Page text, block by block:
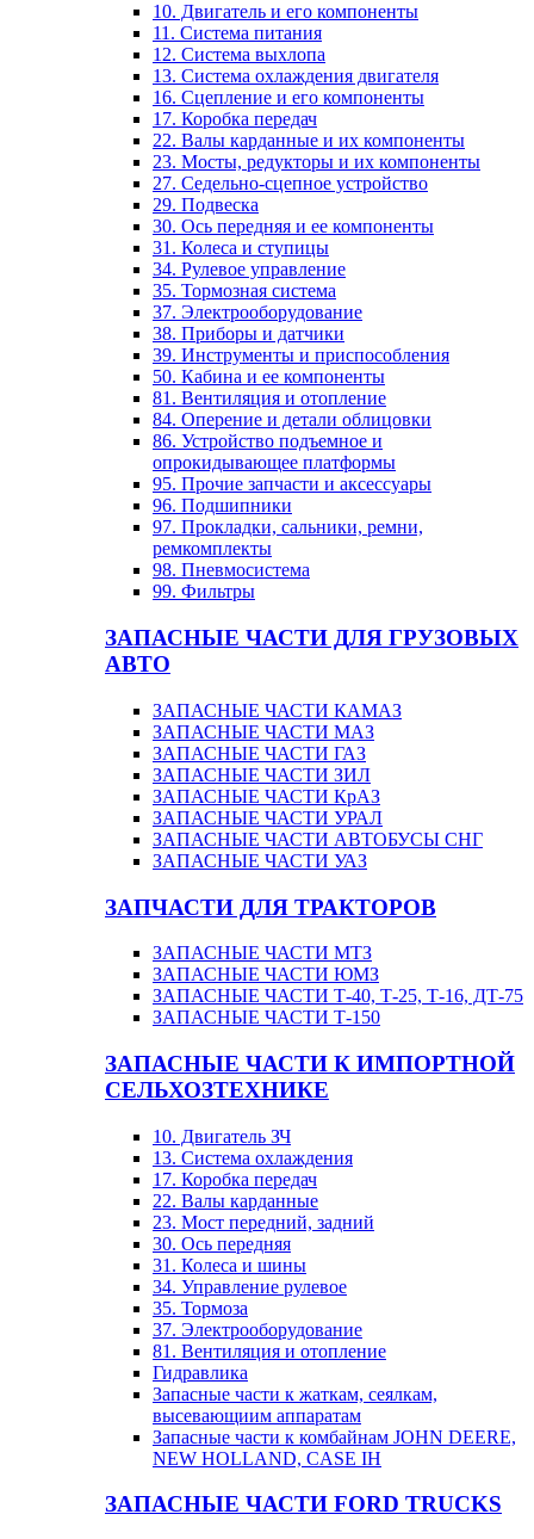
10. Двигатель и его компоненты
11. Система питания
12. Система выхлопа
13. Система охлаждения двигателя
16. Сцепление и его компоненты
17. Коробка передач
22. Валы карданные и их компоненты
23. Мосты, редукторы и их компоненты
27. Седельно-сцепное устройство
29. Подвеска
30. Ось передняя и ее компоненты
31. Колеса и ступицы
34. Рулевое управление
35. Тормозная система
37. Электрооборудование
38. Приборы и датчики
39. Инструменты и приспособления
50. Кабина и ее компоненты
81. Вентиляция и отопление
84. Оперение и детали облицовки
86. Устройство подъемное и
опрокидывающее платформы
95. Прочие запчасти и аксессуары
96. Подшипники
97. Прокладки, сальники, ремни,
ремкомплекты
98. Пневмосистема
99. Фильтры
ЗАПАСНЫЕ ЧАСТИ ДЛЯ ГРУЗОВЫХ
АВТО
ЗАПАСНЫЕ ЧАСТИ КАМАЗ
ЗАПАСНЫЕ ЧАСТИ МАЗ
ЗАПАСНЫЕ ЧАСТИ ГАЗ
ЗАПАСНЫЕ ЧАСТИ ЗИЛ
ЗАПАСНЫЕ ЧАСТИ КрАЗ
ЗАПАСНЫЕ ЧАСТИ УРАЛ
ЗАПАСНЫЕ ЧАСТИ АВТОБУСЫ СНГ
ЗАПАСНЫЕ ЧАСТИ УАЗ
ЗАПЧАСТИ ДЛЯ ТРАКТОРОВ
ЗАПАСНЫЕ ЧАСТИ МТЗ
ЗАПАСНЫЕ ЧАСТИ ЮМЗ
ЗАПАСНЫЕ ЧАСТИ Т-40, Т-25, Т-16, ДТ-75
ЗАПАСНЫЕ ЧАСТИ Т-150
ЗАПАСНЫЕ ЧАСТИ К ИМПОРТНОЙ
СЕЛЬХОЗТЕХНИКЕ
10. Двигатель ЗЧ
13. Система охлаждения
17. Коробка передач
22. Валы карданные
23. Мост передний, задний
30. Ось передняя
31. Колеса и шины
34. Управление рулевое
35. Тормоза
37. Электрооборудование
81. Вентиляция и отопление
Гидравлика
Запасные части к жаткам, сеялкам,
высевающиим аппаратам
Запасные части к комбайнам JOHN DEERE,
NEW HOLLAND, CASE IH
ЗАПАСНЫЕ ЧАСТИ FORD TRUCKS